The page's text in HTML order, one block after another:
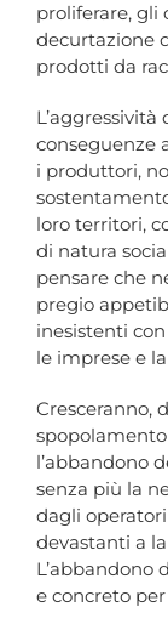
proliferare, gli
decurtazione
prodotti da
conseguenze
i produttori,
loro territori,
di natura
pensare che
pregio
inesistenti
le imprese e
Cresceranno,
l’abbandono
senza più la
dagli
devastanti a
L’abbandono
e concreto